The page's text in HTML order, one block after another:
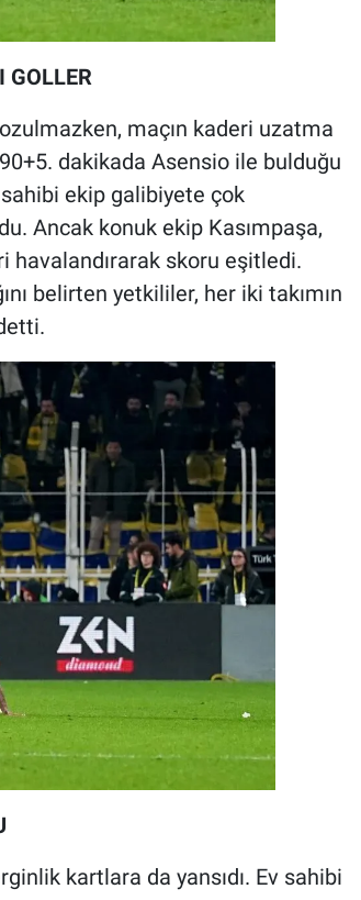
GOLLER
maçın kaderi uzatma
dakikada Asensio ile bulduğu
ekip galibiyete çok
Ancak konuk ekip Kasımpaşa,
skoru eşitledi.
belirten yetkililer, her iki takımın
kartlara da yansıdı. Ev sahibi